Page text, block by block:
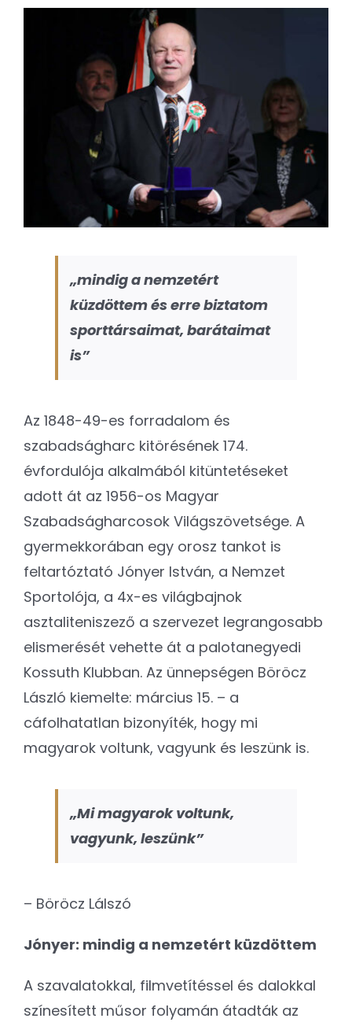
Kapcsolat
„mindig a nemzetért
küzdöttem és erre biztatom
sporttársaimat, barátaimat
is”
Az 1848-49-es forradalom és
szabadságharc kitörésének 174.
évfordulója alkalmából kitüntetéseket
adott át az 1956-os Magyar
Szabadságharcosok Világszövetsége. A
gyermekkorában egy orosz tankot is
feltartóztató Jónyer István, a Nemzet
Sportolója, a 4x-es világbajnok
asztaliteniszező a szervezet legrangosabb
elismerését vehette át a palotanegyedi
Kossuth Klubban. Az ünnepségen Böröcz
László kiemelte: március 15. – a
cáfolhatatlan bizonyíték, hogy mi
magyarok voltunk, vagyunk és leszünk is.
„Mi magyarok voltunk,
vagyunk, leszünk”
– Böröcz Lálszó
Jónyer: mindig a nemzetért küzdöttem
A szavalatokkal, filmvetítéssel és dalokkal
színesített műsor folyamán átadták az